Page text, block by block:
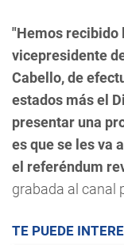
"Hemos
vicepresidente
Cabello, de
estados más el
presentar una
es que se les va
el referéndum
grabada al canal
TE PUEDE